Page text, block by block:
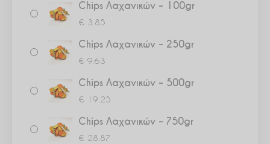
Chips Λαχανικών – 100gr
€ 3.85
Chips Λαχανικών – 250gr
€ 9.63
Chips Λαχανικών – 500gr
€ 19.25
Chips Λαχανικών – 750gr
€ 28.87